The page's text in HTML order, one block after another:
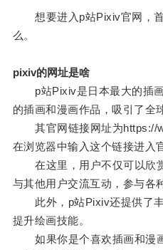
想要进入p站Pixiv官网，首
么。
pixiv的网址是啥
p站Pixiv是日本最大的插画
的插画和漫画作品，吸引了全
其官网链接网址为https://
在浏览器中输入这个链接进入
在这里，用户不仅可以欣
与其他用户交流互动，参与各
此外，p站Pixiv还提供了丰
提升绘画技能。
如果你是个喜欢插画和漫